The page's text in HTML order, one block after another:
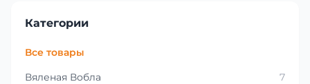
Категории
Все товары
Вяленая Вобла
7